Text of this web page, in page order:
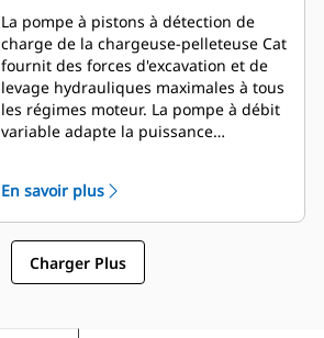
La pompe à pistons à détection de
charge de la chargeuse-pelleteuse Cat
fournit des forces d'excavation et de
levage hydrauliques maximales à tous
les régimes moteur. La pompe à débit
variable adapte la puissance
En savoir plus
Charger Plus